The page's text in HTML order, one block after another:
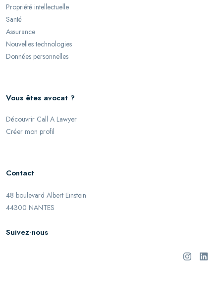
Propriété intellectuelle
Santé
Assurance
Nouvelles technologies
Données personnelles
Vous êtes avocat ?
Découvrir Call A Lawyer
Créer mon profil
Contact
48 boulevard Albert Einstein
44300 NANTES
Suivez-nous